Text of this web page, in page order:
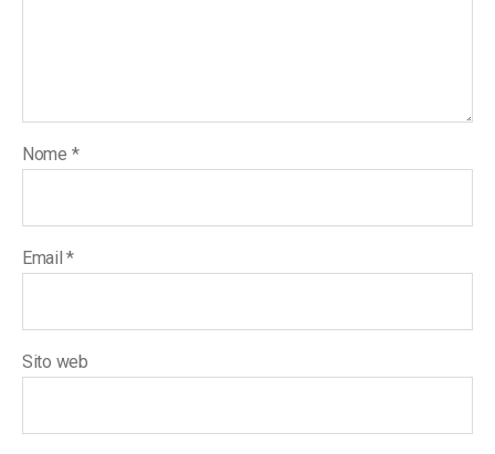
Nome *
Email*
Sito web